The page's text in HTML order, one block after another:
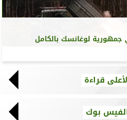
جمهورية لوغانسك بالكامل
قراءة
بوك